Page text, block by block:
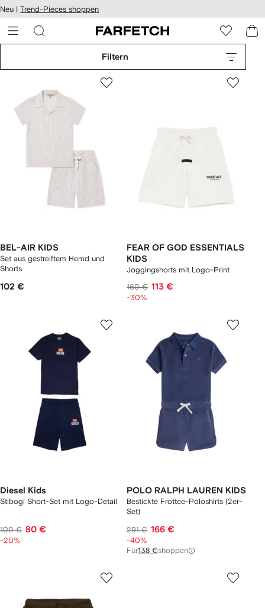
zum
Neu | Trend-Pieces shoppen
Filtern
BEL-AIR KIDS
Set aus gestreiftem Hemd und
Shorts
102 €
FEAR OF GOD ESSENTIALS
KIDS
Joggingshorts mit Logo-Print
160 € 113 €
-30%
Diesel Kids
Stibogi Short-Set mit Logo-Detail
100 € 80 €
-20%
POLO RALPH LAUREN KIDS
Bestickte Frottee-Poloshirts (2er-
Set)
291 € 166 €
-40%
Für138 €shoppen